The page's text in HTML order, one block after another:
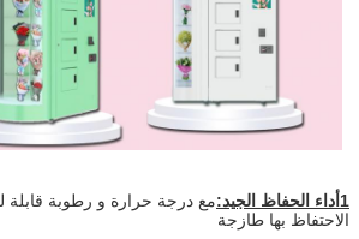
1أداء الحفاظ الجيد: مع درجة حرارة و رطوبة قابلة
الاحتفاظ بها طازجة